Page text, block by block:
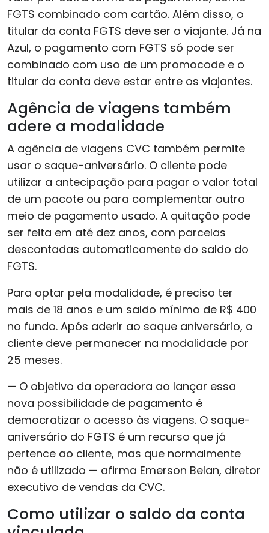
FGTS combinado com cartão. Além disso, o
titular da conta FGTS deve ser o viajante. Já na
Azul, o pagamento com FGTS só pode ser
combinado com uso de um promocode e o
titular da conta deve estar entre os viajantes.
Agência de viagens também
adere a modalidade
A agência de viagens CVC também permite
usar o saque-aniversário. O cliente pode
utilizar a antecipação para pagar o valor total
de um pacote ou para complementar outro
meio de pagamento usado. A quitação pode
ser feita em até dez anos, com parcelas
descontadas automaticamente do saldo do
FGTS.
Para optar pela modalidade, é preciso ter
mais de 18 anos e um saldo mínimo de R$ 400
no fundo. Após aderir ao saque aniversário, o
cliente deve permanecer na modalidade por
25 meses.
— O objetivo da operadora ao lançar essa
nova possibilidade de pagamento é
democratizar o acesso às viagens. O saque-
aniversário do FGTS é um recurso que já
pertence ao cliente, mas que normalmente
não é utilizado — afirma Emerson Belan, diretor
executivo de vendas da CVC.
Como utilizar o saldo da conta